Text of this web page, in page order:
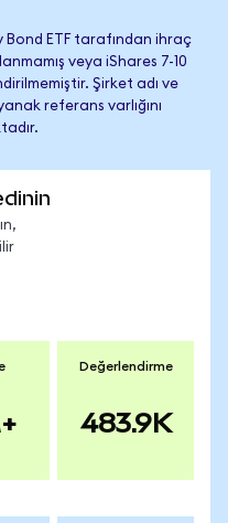
Bond ETF tarafından ihraç
veya iShares 7-10
Şirket adı ve
referans varlığını
Değerlendirme
483.9K